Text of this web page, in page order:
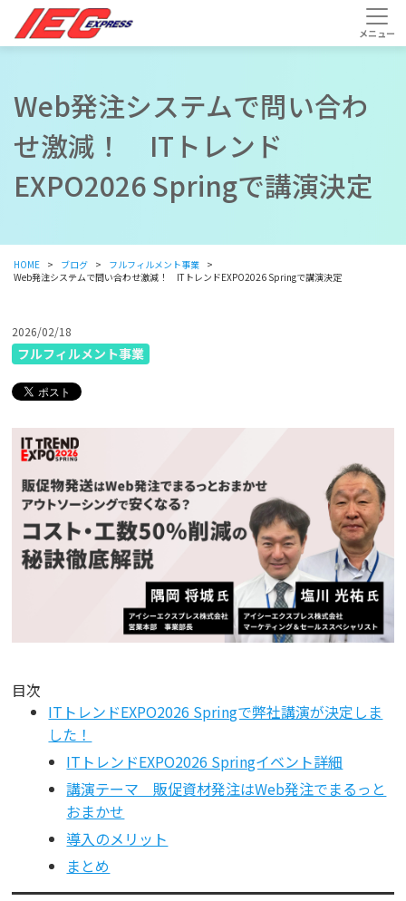
Web発注システムで問い合わ
せ激減！ ITトレンド
EXPO2026 Springで講演決定
HOME ブログ
フルフィルメント事業
Web発注システムで問い合わせ激減！ ITトレンドEXPO2026 Springで講演決定
2026/02/18
フルフィルメント事業
目次
ITトレンドEXPO2026 Springで弊社講演が決定しま
した！
ITトレンドEXPO2026 Springイベント詳細
講演テーマ 販促資材発注はWeb発注でまるっと
おまかせ
導入のメリット
まとめ